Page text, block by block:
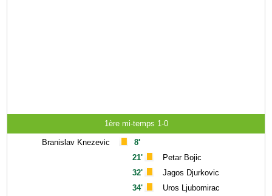
1ère mi-temps 1-0
Branislav Knezevic
8'
21'
32'
34'
Petar Bojic
Jagos Djurkovic
Uros Ljubomirac